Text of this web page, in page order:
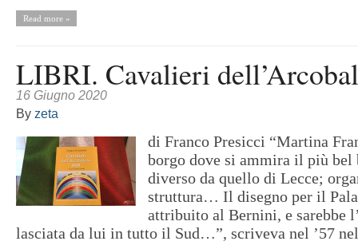
Read more »
LIBRI. Cavalieri
16 Giugno 2020
By zeta
di Franco Presicci “Martina
borgo dove si ammira il più bel
diverso da quello di Lecce;
struttura… Il disegno per il
attribuito al Bernini, e sarebbe
lasciata da lui in tutto il Sud…”, scriveva nel ’57